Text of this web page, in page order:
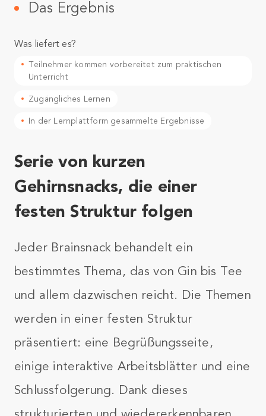
Das Ergebnis
Was liefert es?
Teilnehmer kommen vorbereitet zum praktischen
Unterricht
Zugängliches Lernen
In der Lernplattform gesammelte Ergebnisse
Serie von kurzen
Gehirnsnacks, die einer
festen Struktur folgen
Jeder Brainsnack behandelt ein
bestimmtes Thema, das von Gin bis Tee
und allem dazwischen reicht. Die Themen
werden in einer festen Struktur
präsentiert: eine Begrüßungsseite,
einige interaktive Arbeitsblätter und eine
Schlussfolgerung. Dank dieses